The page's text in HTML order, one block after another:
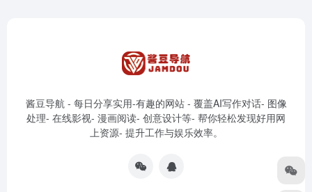
酱豆导航 - 每日分享实用-有趣的网站 - 覆盖AI写作对话- 图像
处理- 在线影视- 漫画阅读- 创意设计等- 帮你轻松发现好用网
上资源- 提升工作与娱乐效率。